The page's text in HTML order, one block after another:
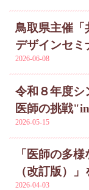
鳥取県主催「
デザインセミ
2026-06-08
令和８年度
医師の挑戦
2026-05-15
「医師の多
（改訂版）
2026-04-03